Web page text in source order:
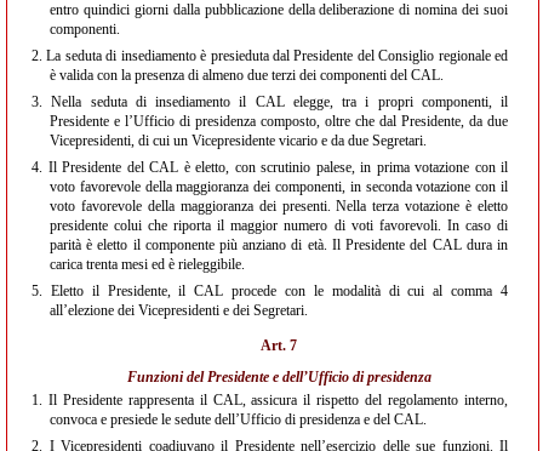
entro quindici giorni dalla pubblicazione della deliberazione di nomina dei suoi
componenti.
2. La seduta di insediamento è presieduta dal Presidente del Consiglio regionale ed
è valida con la presenza di almeno due terzi dei componenti del CAL.
3. Nella seduta di insediamento il CAL elegge, tra i propri componenti, il
Presidente e l’Ufficio di presidenza composto, oltre che dal Presidente, da due
Vicepresidenti, di cui un Vicepresidente vicario e da due Segretari.
4. Il Presidente del CAL è eletto, con scrutinio palese, in prima votazione con il
voto favorevole della maggioranza dei componenti, in seconda votazione con il
voto favorevole della maggioranza dei presenti. Nella terza votazione è eletto
presidente colui che riporta il maggior numero di voti favorevoli. In caso di
parità è eletto il componente più anziano di età. Il Presidente del CAL dura in
carica trenta mesi ed è rieleggibile.
5. Eletto il Presidente, il CAL procede con le modalità di cui al comma 4
all’elezione dei Vicepresidenti e dei Segretari.
Art. 7
Funzioni del Presidente e dell’Ufficio di presidenza
1. Il Presidente rappresenta il CAL, assicura il rispetto del regolamento interno,
convoca e presiede le sedute dell’Ufficio di presidenza e del CAL.
2. I Vicepresidenti coadiuvano il Presidente nell’esercizio delle sue funzioni. Il